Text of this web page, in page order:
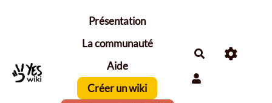
Aller au contenu principal
Présentation
La communauté
Aide
Créer un wiki